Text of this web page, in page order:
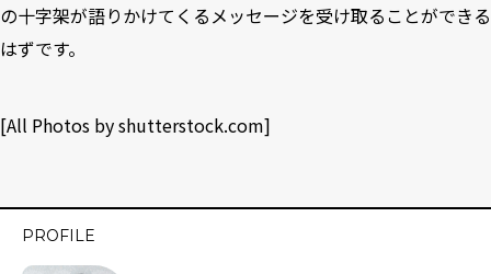
の十字架が語りかけてくるメッセージを受け取ることができる
はずです。
[All Photos byshutterstock.com]
PROFILE